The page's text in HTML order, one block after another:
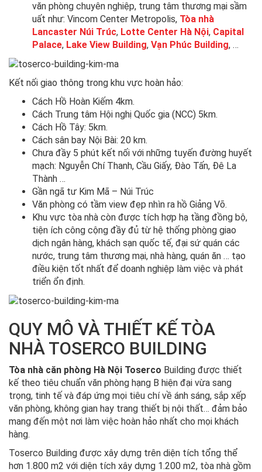
văn phòng chuyên nghiệp, trung tâm thương mại sầm
uất như: Vincom Center Metropolis, Tòa nhà
Lancaster Núi Trúc, Lotte Center Hà Nội, Capital
Palace, Lake View Building, Vạn Phúc Building, …
Kết nối giao thông trong khu vực hoàn hảo:
Cách Hồ Hoàn Kiếm 4km.
Cách Trung tâm Hội nghị Quốc gia (NCC) 5km.
Cách Hồ Tây: 5km.
Cách sân bay Nội Bài: 20 km.
Chưa đầy 5 phút kết nối với những tuyến đường huyết
mạch: Nguyễn Chí Thanh, Cầu Giấy, Đào Tấn, Đê La
Thành …
Gần ngã tư Kim Mã – Núi Trúc
Văn phòng có tầm view đẹp nhìn ra hồ Giảng Võ.
Khu vực tòa nhà còn được tích hợp hạ tầng đồng bộ,
tiện ích công cộng đầy đủ từ hệ thống phòng giao
dịch ngân hàng, khách sạn quốc tế, đại sứ quán các
nước, trung tâm thương mại, nhà hàng, quán ăn … tạo
điều kiện tốt nhất để doanh nghiệp làm việc và phát
triển ổn định.
QUY MÔ VÀ THIẾT KẾ TÒA
NHÀ TOSERCO BUILDING
Tòa nhà căn phòng Hà Nội Toserco Building được thiết
kế theo tiêu chuẩn văn phòng hạng B hiện đại vừa sang
trọng, tinh tế và đáp ứng mọi tiêu chí về ánh sáng, sắp xếp
văn phòng, không gian hay trang thiết bị nội thất… đảm bảo
mang đến một nơi làm việc hoàn hảo nhất cho mọi khách
hàng.
Toserco Building được xây dựng trên diện tích tổng thể
hơn 1.800 m2 với diện tích xây dựng 1.200 m2, tòa nhà gồm